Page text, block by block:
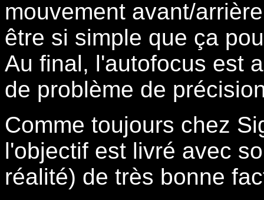
mouvement avant/
être si simple que ça
Au final, l'autofocus est
de problème de
Comme toujours chez
l'objectif est livré avec
réalité) de très bonne